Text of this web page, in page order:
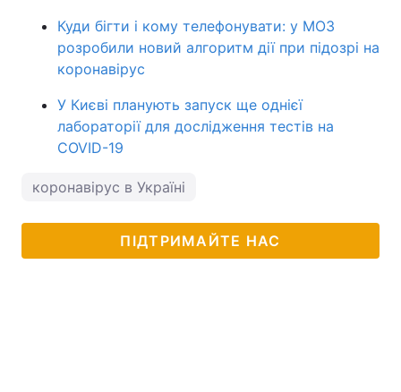
Куди бігти і кому телефонувати: у МОЗ
розробили новий алгоритм дії при підозрі на
коронавірус
У Києві планують запуск ще однієї
лабораторії для дослідження тестів на
COVID-19
коронавірус в Україні
ПІДТРИМАЙТЕ НАС